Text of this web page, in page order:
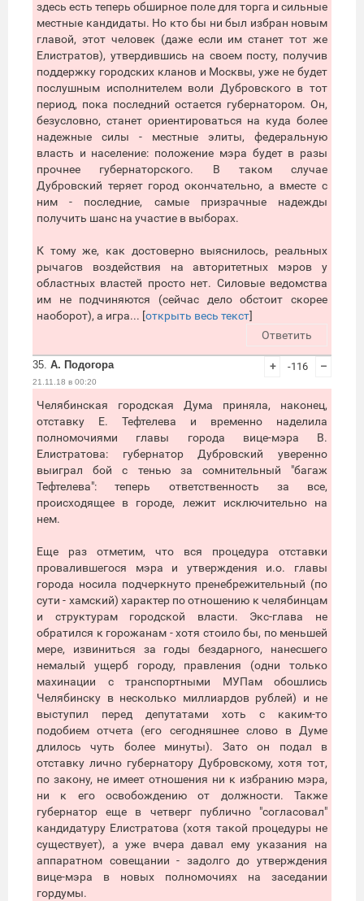
здесь есть теперь обширное поле для торга и сильные
местные кандидаты. Но кто бы ни был избран новым
главой, этот человек (даже если им станет тот же
Елистратов), утвердившись на своем посту, получив
поддержку городских кланов и Москвы, уже не будет
послушным исполнителем воли Дубровского в тот
период, пока последний остается губернатором. Он,
безусловно, станет ориентироваться на куда более
надежные силы - местные элиты, федеральную
власть и население: положение мэра будет в разы
прочнее губернаторского. В таком случае
Дубровский теряет город окончательно, а вместе с
ним - последние, самые призрачные надежды
получить шанс на участие в выборах.
К тому же, как достоверно выяснилось, реальных
рычагов воздействия на авторитетных мэров у
областных властей просто нет. Силовые ведомства
им не подчиняются (сейчас дело обстоит скорее
наоборот), а игра... [открыть весь текст]
Ответить
35. А. Подогора
21.11.18 в 00:20
+ -116 –
Челябинская городская Дума приняла, наконец,
отставку Е. Тефтелева и временно наделила
полномочиями главы города вице-мэра В.
Елистратова: губернатор Дубровский уверенно
выиграл бой с тенью за сомнительный "багаж
Тефтелева": теперь ответственность за все,
происходящее в городе, лежит исключительно на
нем.
Еще раз отметим, что вся процедура отставки
провалившегося мэра и утверждения и.о. главы
города носила подчеркнуто пренебрежительный (по
сути - хамский) характер по отношению к челябинцам
и структурам городской власти. Экс-глава не
обратился к горожанам - хотя стоило бы, по меньшей
мере, извиниться за годы бездарного, нанесшего
немалый ущерб городу, правления (одни только
махинации с транспортными МУПам обошлись
Челябинску в несколько миллиардов рублей) и не
выступил перед депутатами хоть с каким-то
подобием отчета (его сегодняшнее слово в Думе
длилось чуть более минуты). Зато он подал в
отставку лично губернатору Дубровскому, хотя тот,
по закону, не имеет отношения ни к избранию мэра,
ни к его освобождению от должности. Также
губернатор еще в четверг публично "согласовал"
кандидатуру Елистратова (хотя такой процедуры не
существует), а уже вчера давал ему указания на
аппаратном совещании - задолго до утверждения
вице-мэра в новых полномочиях на заседании
гордумы.